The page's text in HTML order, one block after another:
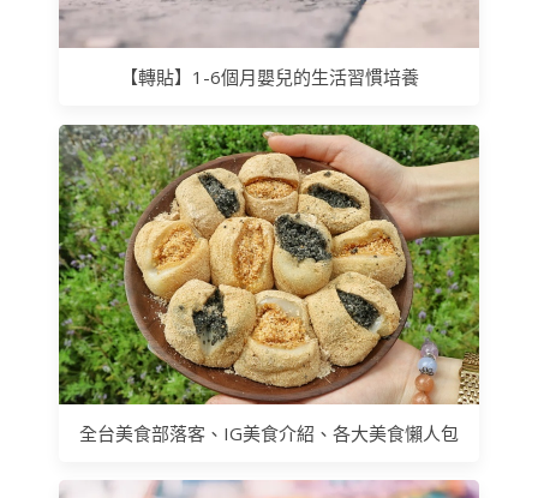
【轉貼】1-6個月嬰兒的生活習慣培養
全台美食部落客、IG美食介紹、各大美食懶人包